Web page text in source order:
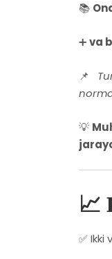
📚
➕va
📌
💡
📈
✅